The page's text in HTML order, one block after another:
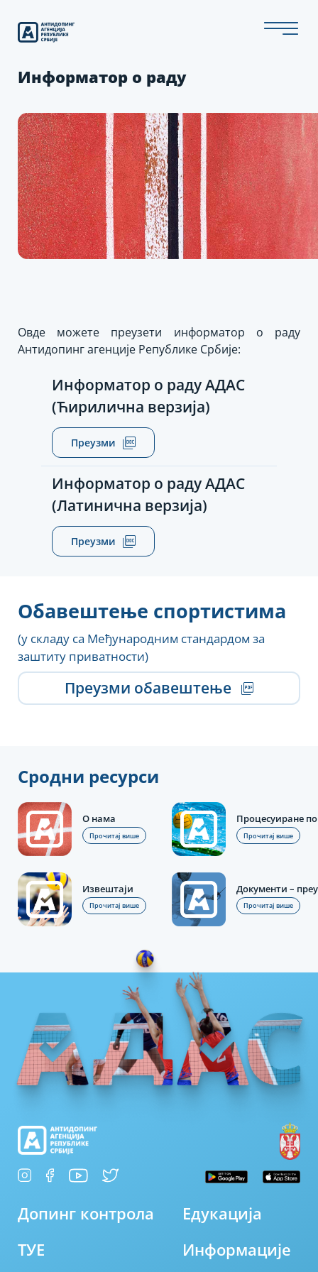
Информатор о раду
Овде можете преузети информатор о раду
Антидопинг агенције Републике Србије:
Информатор о раду АДАС
(Ћирилична верзија)
Преузми
Информатор о раду АДАС
(Латинична верзија)
Преузми
Обавештење спортистима
(у складу са Међународним стандардом за
заштиту приватности)
Преузми обавештење
Сродни ресурси
О нама
Прочитај више
Извештаји
Прочитај више
Процесуиране
Прочитај више
Документи –
Прочитај више
Допинг контрола
ТУЕ
Едукација
Информације